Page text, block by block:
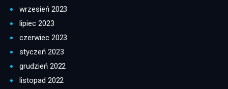
wrzesień 2023
lipiec 2023
czerwiec 2023
styczeń 2023
grudzień 2022
listopad 2022